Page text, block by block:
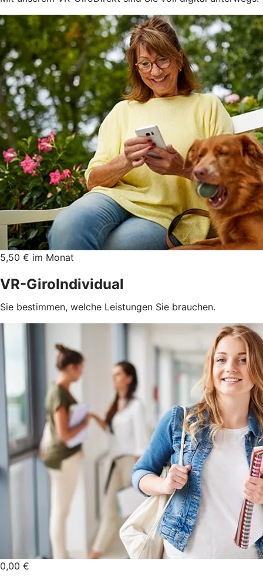
5,50 € im Monat
VR-GiroIndividual
Sie bestimmen, welche Leistungen Sie brauchen.
0,00 €